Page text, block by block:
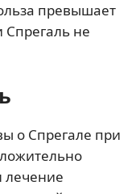
превышает
не
о Спрегале при
лечение